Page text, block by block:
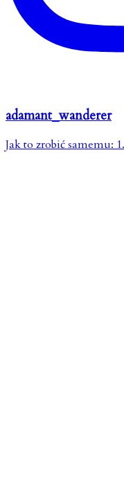
adamant_wanderer
Jak to zrobić samemu: